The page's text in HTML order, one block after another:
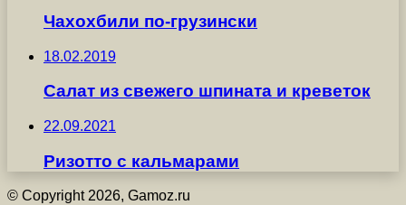
Чахохбили по-грузински
18.02.2019
Салат из свежего шпината и креветок
22.09.2021
Ризотто с кальмарами
© Copyright 2026, Gamoz.ru